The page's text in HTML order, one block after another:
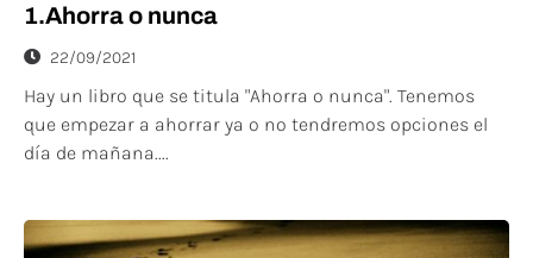
1.Ahorra o nunca
22/09/2021
Hay un libro que se titula "Ahorra o nunca". Tenemos
que empezar a ahorrar ya o no tendremos opciones el
día de mañana....